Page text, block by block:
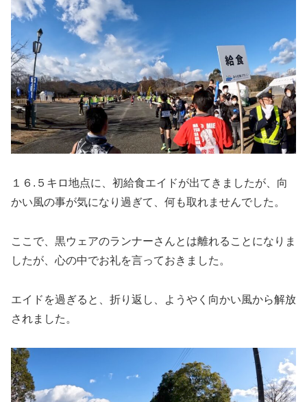
１６.５キロ地点に、初給食エイドが出てきましたが、向
かい風の事が気になり過ぎて、何も取れませんでした。
ここで、黒ウェアのランナーさんとは離れることになりま
したが、心の中でお礼を言っておきました。
エイドを過ぎると、折り返し、ようやく向かい風から解放
されました。